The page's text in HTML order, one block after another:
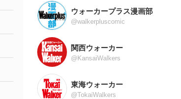
ウォーカープラス漫画部
@walkerpluscomic
関西ウォーカー
@KansaiWalkers
東海ウォーカー
@TokaiWalkers